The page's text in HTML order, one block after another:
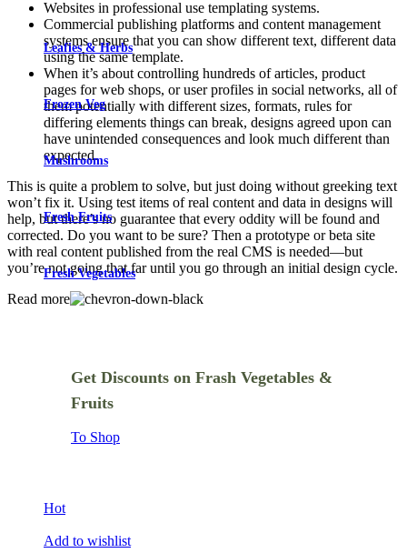
Websites in professional use templating systems.
Commercial publishing platforms and content management
systems ensure that you can show different text, different data
using the same template.
When it’s about controlling hundreds of articles, product
pages for web shops, or user profiles in social networks, all of
them potentially with different sizes, formats, rules for
differing elements things can break, designs agreed upon can
have unintended consequences and look much different than
expected.
This is quite a problem to solve, but just doing without greeking text
won’t fix it. Using test items of real content and data in designs will
help, but there’s no guarantee that every oddity will be found and
corrected. Do you want to be sure? Then a prototype or beta site
with real content published from the real CMS is needed—but
you’re not going that far until you go through an initial design cycle.
Read more
Leafies & Herbs
Frozen Veg
Mushrooms
Fresh Fruits
Fresh Vegetables
Get Discounts on Frash Vegetables &
Fruits
To Shop
Hot
Add to wishlist